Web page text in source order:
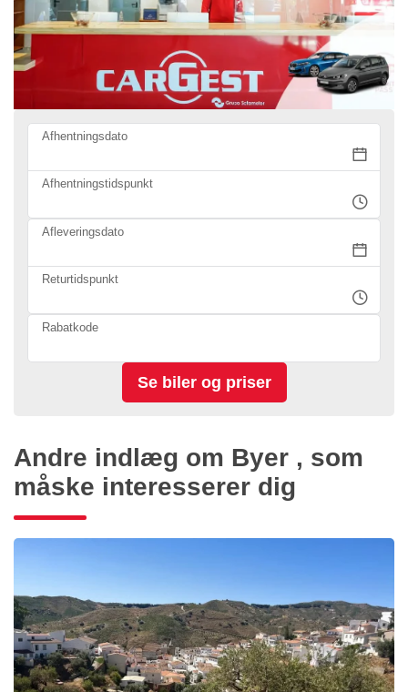
Afhentningsdato
Afhentningstidspunkt
Afleveringsdato
Returtidspunkt
Rabatkode
Andre indlæg om Byer , som
måske interesserer dig